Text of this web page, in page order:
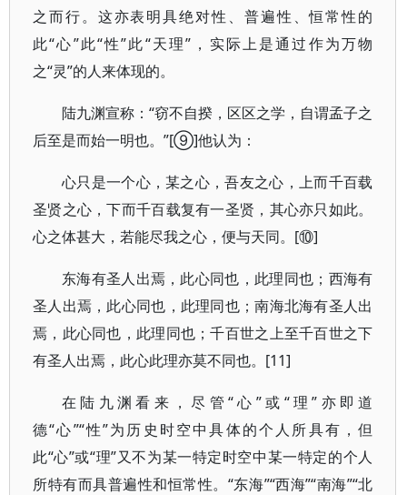
之而行。这亦表明具绝对性、普遍性、恒常性的
此“心”此“性”此“天理”，实际上是通过作为万物
之“灵”的人来体现的。
陆九渊宣称：“窃不自揆，区区之学，自谓孟子之
后至是而始一明也。”[⑨]他认为：
心只是一个心，某之心，吾友之心，上而千百载
圣贤之心，下而千百载复有一圣贤，其心亦只如此。
心之体甚大，若能尽我之心，便与天同。[⑩]
东海有圣人出焉，此心同也，此理同也；西海有
圣人出焉，此心同也，此理同也；南海北海有圣人出
焉，此心同也，此理同也；千百世之上至千百世之下
有圣人出焉，此心此理亦莫不同也。[11]
在陆九渊看来，尽管“心”或“理”亦即道
德“心”“性”为历史时空中具体的个人所具有，但
此“心”或“理”又不为某一特定时空中某一特定的个人
所特有而具普遍性和恒常性。“东海”“西海”“南海”“北